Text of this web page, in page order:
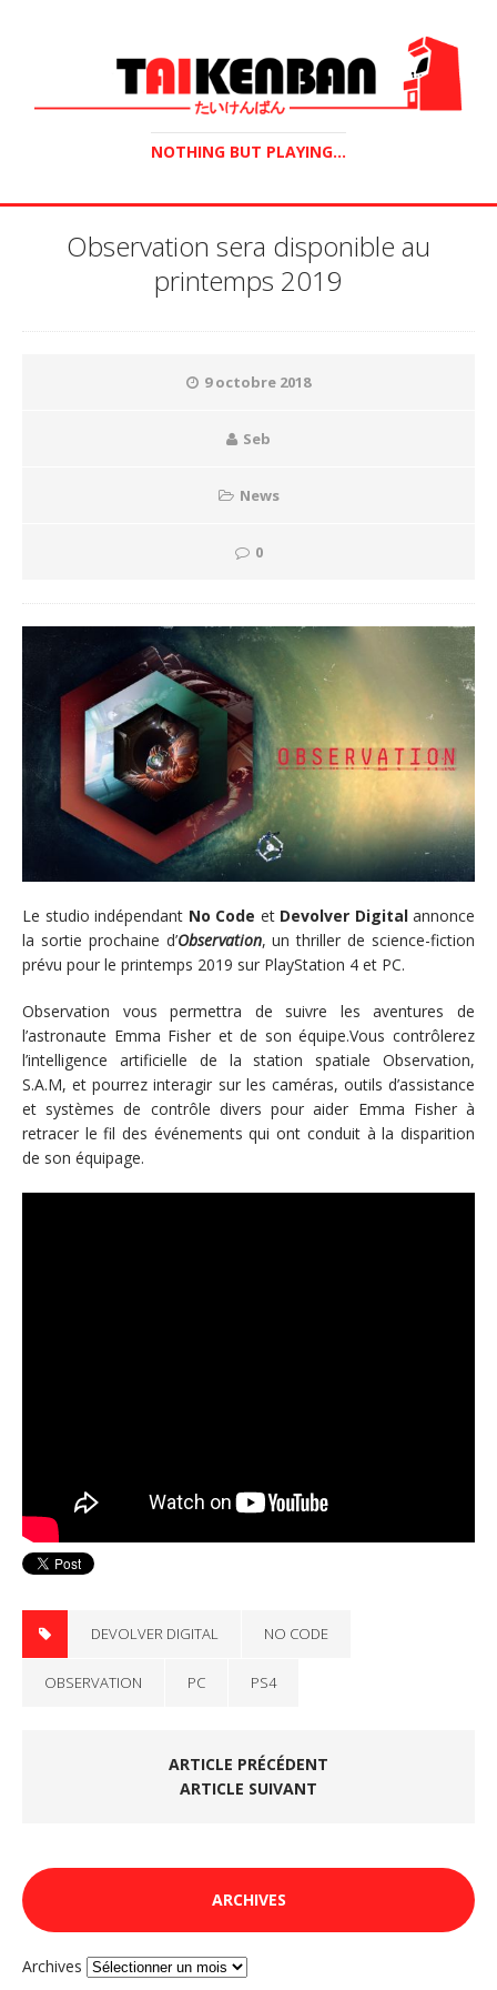
NOTHING BUT PLAYING...
Observation sera disponible au
printemps 2019
9 octobre 2018
Seb
News
0
Le studio indépendant No Code et Devolver Digitalannonce
la sortie prochaine d’Observation, un thriller de science-fiction
prévu pour le printemps 2019 sur PlayStation 4 et PC.
Observation vous permettra de suivre les aventures de
l’astronaute Emma Fisher et de son équipe.Vous contrôlerez
l’intelligence artificielle de la station spatiale Observation,
S.A.M, et pourrez interagir sur les caméras, outils d’assistance
et systèmes de contrôle divers pour aider Emma Fisher à
retracer le fil des événements qui ont conduit à la disparition
de son équipage.
DEVOLVER DIGITAL NO CODE
OBSERVATION PC PS4
ARTICLE PRÉCÉDENT
ARTICLE SUIVANT
ARCHIVES
Archives